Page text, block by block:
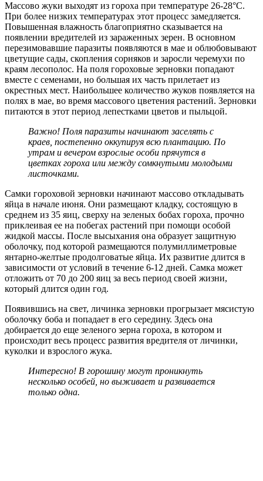
Массово жуки выходят из гороха при температуре 26-28°C.
При более низких температурах этот процесс замедляется.
Повышенная влажность благоприятно сказывается на
появлении вредителей из зараженных зерен. В основном
перезимовавшие паразиты появляются в мае и облюбовывают
цветущие сады, скопления сорняков и заросли черемухи по
краям лесополос. На поля гороховые зерновки попадают
вместе с семенами, но большая их часть прилетает из
окрестных мест. Наибольшее количество жуков появляется на
полях в мае, во время массового цветения растений. Зерновки
питаются в этот период лепестками цветов и пыльцой.
Важно! Поля паразиты начинают заселять с
краев, постепенно оккупируя всю плантацию. По
утрам и вечером взрослые особи прячутся в
цветках гороха или между сомкнутыми молодыми
листочками.
Самки гороховой зерновки начинают массово откладывать
яйца в начале июня. Они размещают кладку, состоящую в
среднем из 35 яиц, сверху на зеленых бобах гороха, прочно
приклеивая ее на побегах растений при помощи особой
жидкой массы. После высыхания она образует защитную
оболочку, под которой размещаются полумиллиметровые
янтарно-желтые продолговатые яйца. Их развитие длится в
зависимости от условий в течение 6-12 дней. Самка может
отложить от 70 до 200 яиц за весь период своей жизни,
который длится один год.
Появившись на свет, личинка зерновки прогрызает мясистую
оболочку боба и попадает в его середину. Здесь она
добирается до еще зеленого зерна гороха, в котором и
происходит весь процесс развития вредителя от личинки,
куколки и взрослого жука.
Интересно! В горошину могут проникнуть
несколько особей, но выживает и развивается
только одна.